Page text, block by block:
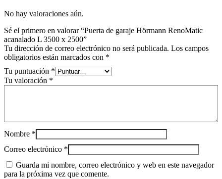
No hay valoraciones aún.
Sé el primero en valorar “Puerta de garaje Hörmann RenoMatic
acanalado L 3500 x 2500”
Tu dirección de correo electrónico no será publicada. Los campos
obligatorios están marcados con *
Tu puntuación *
Tu valoración *
Nombre *
Correo electrónico *
Guarda mi nombre, correo electrónico y web en este navegador
para la próxima vez que comente.